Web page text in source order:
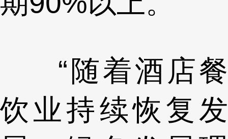
“随着酒店餐
饮业持续恢复发